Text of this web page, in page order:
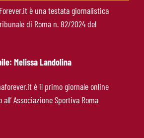
Pellegrini resta alla Roma: rinnovo di un anno e
ingaggio dimezzato
è una testata giornalistica
di Roma n. 82/2024 del
Melissa Landolina
è il primo giornale online
Associazione Sportiva Roma